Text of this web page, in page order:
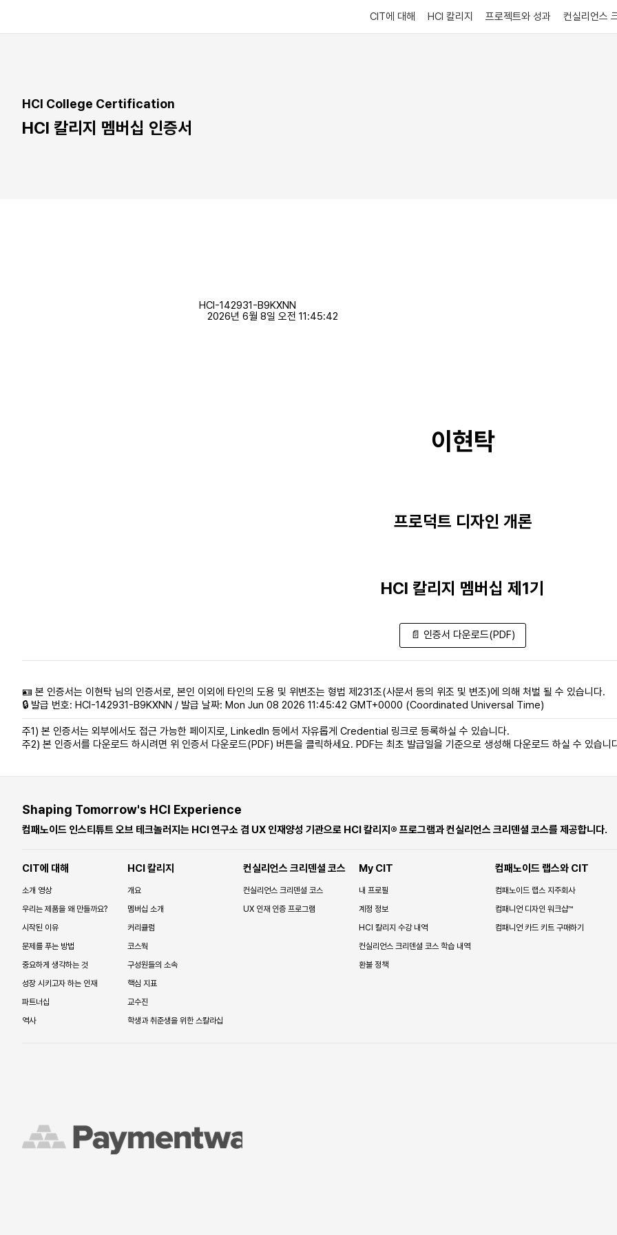
CIT에 대해 HCI 칼리지 프로젝트와 성과 컨실리언스
HCI College Certification
HCI 칼리지 멤버십 인증서
이현탁
프로덕트 디자인 개론
HCI 칼리지 멤버십 제1기
HCI-142931-B9KXNN
2026년 6월 8일 오전 11:45:42
📄 인증서 다운로드(PDF)
🪪 본 인증서는 이현탁 님의 인증서로, 본인 이외에 타인의 도용 및 위변조는 형법 제231조(사문서 등의 위조 및 변조)에 의해 처벌 될 수 있습니다.
🔒 발급 번호: HCI-142931-B9KXNN / 발급 날짜: Mon Jun 08 2026 11:45:42 GMT+0000 (Coordinated Universal Time)
주1) 본 인증서는 외부에서도 접근 가능한 페이지로, LinkedIn 등에서 자유롭게 Credential 링크로 등록하실 수 있습니다.
주2) 본 인증서를 다운로드 하시려면 위 인증서 다운로드(PDF) 버튼을 클릭하세요. PDF는 최초 발급일을 기준으로 생성해 다운로드 하실 수 있습니
Shaping Tomorrow's HCI Experience
컴패노이드 인스티튜트 오브 테크놀러지는 HCI 연구소 겸 UX 인재양성 기관으로 HCI 칼리지® 프로그램과 컨실리언스 크리덴셜 코스를 제공합니다.
CIT에 대해
소개 영상
우리는 제품을 왜 만들까요?
시작된 이유
문제를 푸는 방법
중요하게 생각하는 것
성장 시키고자 하는 인재
파트너십
역사
HCI 칼리지
개요
멤버십 소개
커리큘럼
코스웍
구성원들의 소속
핵심 지표
교수진
학생과 취준생을 위한 스칼라십
컨실리언스 크리덴셜 코스
컨실리언스 크리덴셜 코스
UX 인재 인증 프로그램
My CIT
내 프로필
계정 정보
HCI 칼리지 수강 내역
컨실리언스 크리덴셜 코스 학습 내역
환불 정책
컴패노이드 랩스와 CIT
컴패노이드 랩스 지주회사
컴패니언 디자인 워크샵™
컴패니언 카드 키트 구매하기